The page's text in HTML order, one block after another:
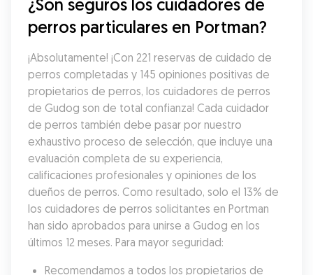
¿Son seguros los cuidadores de
perros particulares en Portman?
¡Absolutamente! ¡Con 221 reservas de cuidado de
perros completadas y 145 opiniones positivas de
propietarios de perros, los cuidadores de perros
de Gudog son de total confianza! Cada cuidador
de perros también debe pasar por nuestro
exhaustivo proceso de selección, que incluye una
evaluación completa de su experiencia,
calificaciones profesionales y opiniones de los
dueños de perros. Como resultado, solo el 13% de
los cuidadores de perros solicitantes en Portman
han sido aprobados para unirse a Gudog en los
últimos 12 meses. Para mayor seguridad:
Recomendamos a todos los propietarios de